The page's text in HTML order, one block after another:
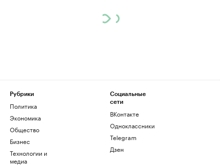
Рубрики
Политика
Экономика
Общество
Бизнес
Технологии и
медиа
Социальные
сети
ВКонтакте
Одноклассники
Telegram
Дзен